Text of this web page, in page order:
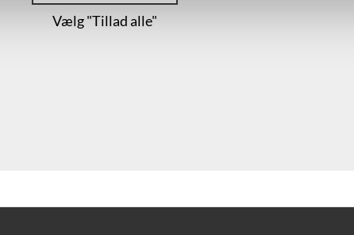
Vælg "Tillad alle"